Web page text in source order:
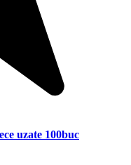
uzate 100buc